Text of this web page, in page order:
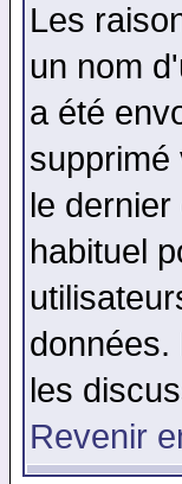
Les
un nom
a été
supprimé
le
habituel
données.
les
Revenir